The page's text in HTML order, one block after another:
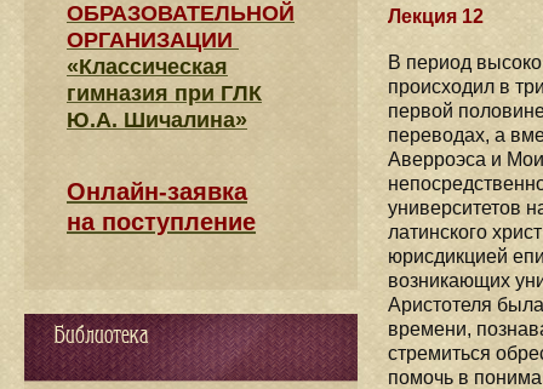
Лекция 12
В период
происходил в
первой
переводах, а
Аверроэса и
университетов
латинского
юрисдикцией
возникающих
Аристотеля
времени,
стремиться
помочь в
ОБРАЗОВАТЕЛЬНОЙ
ОРГАНИЗАЦИИ
«Классическая
гимназия при ГЛК
Ю.А. Шичалина»
Онлайн-заявка
на поступление
Библиотека